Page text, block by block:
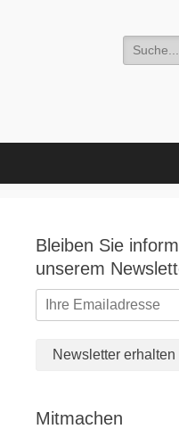
Suchen
nach:
Bleiben Sie
unserem
Mitmachen